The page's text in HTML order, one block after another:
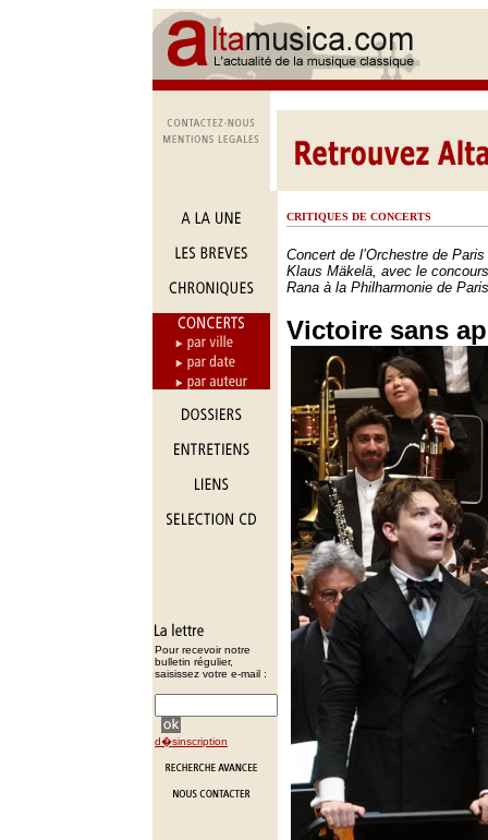
Pour recevoir notre
bulletin régulier,
saisissez votre e-mail :
d�sinscription
CRITIQUES DE CONCERTS
Concert de l’Orchestre de
Klaus Mäkelä, avec le
Rana à la Philharmonie de
Victoire sans